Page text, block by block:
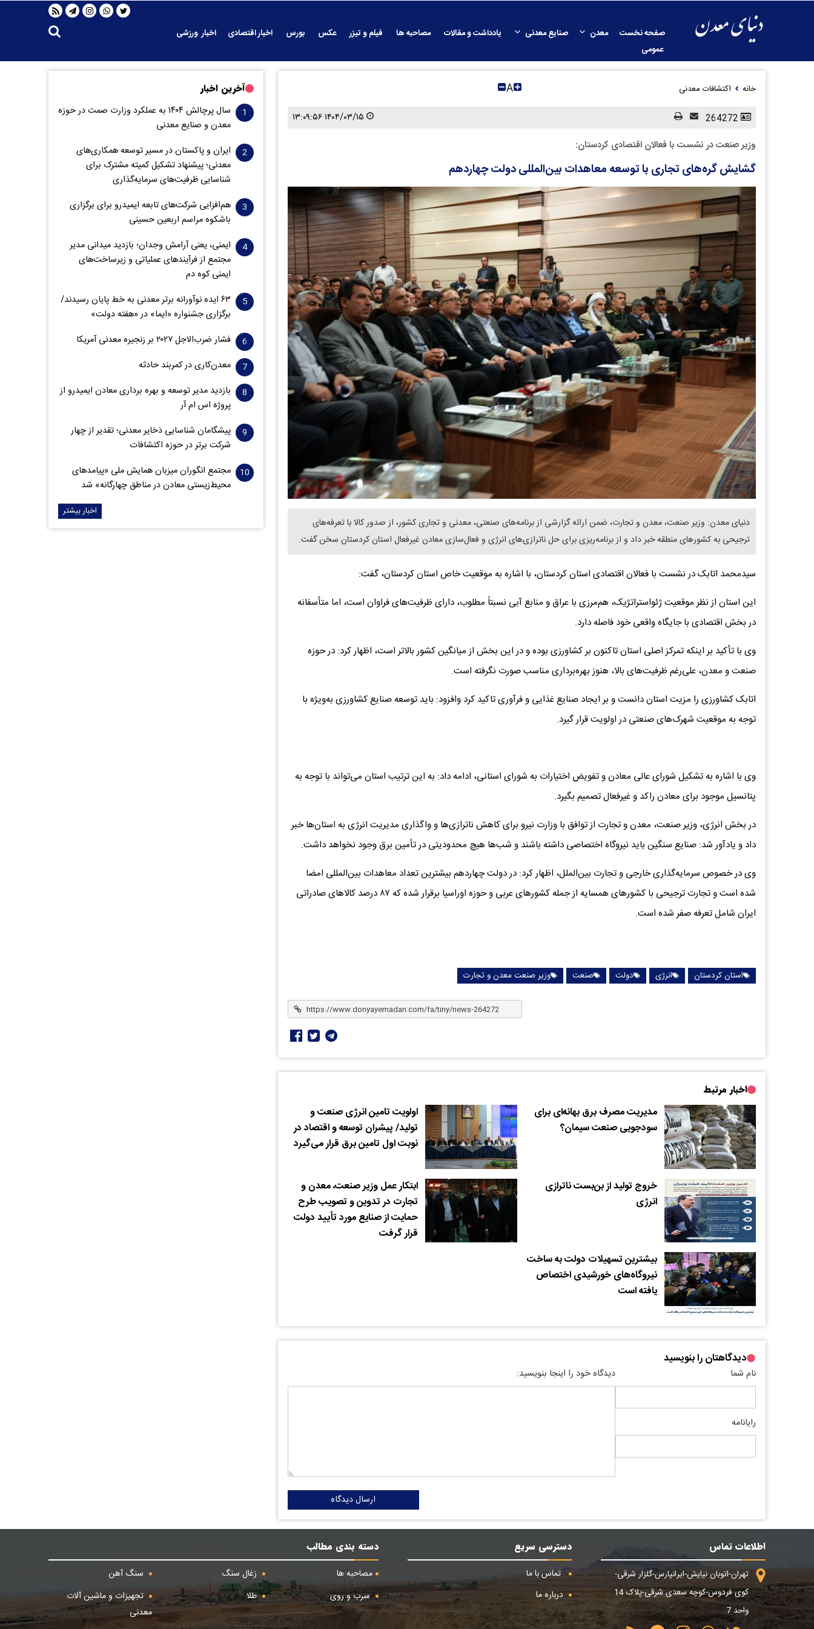
صفحه نخست معدن صنایع معدنی یادداشت و مقالات مصاحبه ها فیلم و تیزر عکس بورس اخبار اقتصادی
اخبار ورزشی
عمومی
خانه اکتشافات معدنی A
۱۴۰۴/۰۳/۱۵ ۱۳:۰۹:۵۶
وزیر صنعت در نشست با فعالان اقتصادی کردستان:
گشایش گره‌های تجاری با توسعه معاهدات بین‌المللی دولت چهاردهم
دنیای معدن: وزیر صنعت، معدن و تجارت، ضمن ارائه گزارشی از برنامه‌های صنعتی، معدنی و تجاری کشور، از صدور کالا با تعرفه‌های
ترجیحی به کشورهای منطقه خبر داد و از برنامه‌ریزی برای حل ناترازی‌های انرژی و فعال‌سازی معادن غیرفعال استان کردستان سخن گفت.
سیدمحمد اتابک در نشست با فعالان اقتصادی استان کردستان، با اشاره به موقعیت خاص استان کردستان، گفت:
این استان از نظر موقعیت ژئواستراتژیک، هم‌مرزی با عراق و منابع آبی نسبتاً مطلوب، دارای ظرفیت‌های فراوان است، اما متأسفانه
در بخش اقتصادی با جایگاه واقعی خود فاصله دارد.
وی با تأکید بر اینکه تمرکز اصلی استان تاکنون بر کشاورزی بوده و در این بخش از میانگین کشور بالاتر است، اظهار کرد: در حوزه
صنعت و معدن، علی‌رغم ظرفیت‌های بالا، هنوز بهره‌برداری مناسب صورت نگرفته است.
اتابک کشاورزی را مزیت استان دانست و بر ایجاد صنایع غذایی و فرآوری تاکید کرد وافزود: باید توسعه صنایع کشاورزی به‌ویژه با
توجه به موقعیت شهرک‌های صنعتی در اولویت قرار گیرد.
وی با اشاره به تشکیل شورای عالی معادن و تفویض اختیارات به شورای استانی، ادامه داد: به این ترتیب استان می‌تواند با توجه به
پتانسیل موجود برای معادن راکد و غیر‌فعال تصمیم بگیرد.
در بخش انرژی، وزیر صنعت، معدن و تجارت از توافق با وزارت نیرو برای کاهش ناترازی‌ها و واگذاری مدیریت انرژی به استان‌ها خبر
داد و یادآور شد: صنایع سنگین باید نیروگاه اختصاصی داشته باشند و شب‌ها هیچ محدودیتی در تأمین برق وجود نخواهد داشت.
وی در خصوص سرمایه‌گذاری خارجی و تجارت بین‌الملل، اظهار کرد: در دولت چهاردهم بیشترین تعداد معاهدات بین‌المللی امضا
شده است و تجارت ترجیحی با کشورهای همسایه از جمله کشورهای عربی و حوزه اوراسیا برقرار شده که ۸۷ درصد کالاهای صادراتی
ایران شامل تعرفه صفر شده‌ است.
استان کردستان انرژی دولت صنعت وزیر صنعت معدن و تجارت
اخبار مرتبط
مدیریت مصرف برق بهانه‌ای برای
سودجویی صنعت سیمان؟
اولویت تامین انرژی صنعت و
تولید/ پیشران توسعه و اقتصاد در
نوبت اول تامین برق قرار می‌گیرد
خروج تولید از بن‌بست ناترازی
انرژی
ابتکار عمل وزیر صنعت، معدن و
تجارت در تدوین و تصویب طرح
حمایت از صنایع مورد تأیید دولت
قرار گرفت
‌بیشترین تسهیلات دولت به ساخت
نیروگاه‌های خورشیدی اختصاص
یافته است
دیدگاهتان را بنویسید
نام شما
رایانامه
دیدگاه خود را اینجا بنویسید:
ارسال دیدگاه
آخرین اخبار
سال پرچالش ۱۴۰۴ به عملکرد وزارت صمت در حوزه
معدن و صنایع معدنی
ایران و پاکستان در مسیر توسعه همکاری‌های
معدنی؛ پیشنهاد تشکیل کمیته مشترک برای
شناسایی ظرفیت‌های سرمایه‌گذاری
هم‌افزایی شرکت‌های تابعه ایمیدرو برای برگزاری
باشکوه مراسم اربعین حسینی
ایمنی، یعنی آرامش وجدان؛ بازدید میدانی مدیر
مجتمع از فرآیندهای عملیاتی و زیرساخت‌های
ایمنی کوه دم
۶۳ ایده نوآورانه برتر معدنی به خط پایان رسیدند/
برگزاری جشنواره «ایما» در «هفته دولت»
فشار ضرب‌الاجل ۲۰۲۷ بر زنجیره معدنی آمریکا
معدن‌کاری در کمربند حادثه
بازدید مدیر توسعه و بهره برداری معادن ایمیدرو از
پروژه اس ام آر
پیشگامان شناسایی ذخایر معدنی؛ تقدیر از چهار
شرکت برتر در حوزه اکتشافات‌
مجتمع انگوران میزبان همایش ملی «پیامدهای
محیط‌زیستی معادن در مناطق چهارگانه» شد
اخبار بیشتر
اطلاعات تماس
تهران-اتوبان نیایش-ایرانپارس-گلزار شرقی-
کوی فردوس-کوچه سعدی شرقی-پلاک 14
واحد 7
دسترسی سریع
تماس با ما
درباره ما
دسته بندی مطالب
مصاحبه ها
زغال سنگ
سنگ آهن
سرب و روی
طلا
تجهیزات و ماشین آلات
معدنی